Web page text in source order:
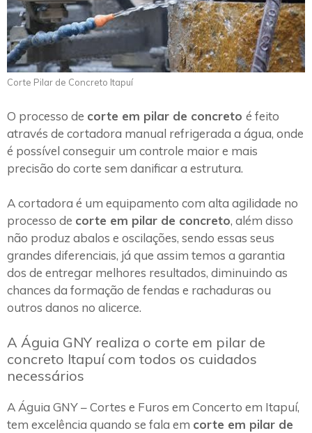
Corte Pilar de Concreto Itapuí
O processo de corte em pilar de concreto é feito
através de cortadora manual refrigerada a água, onde
é possível conseguir um controle maior e mais
precisão do corte sem danificar a estrutura.
A cortadora é um equipamento com alta agilidade no
processo de corte em pilar de concreto, além disso
não produz abalos e oscilações, sendo essas seus
grandes diferenciais, já que assim temos a garantia
dos de entregar melhores resultados, diminuindo as
chances da formação de fendas e rachaduras ou
outros danos no alicerce.
A Águia GNY realiza o corte em pilar de
concreto Itapuí com todos os cuidados
necessários
A Águia GNY – Cortes e Furos em Concerto em Itapuí,
tem excelência quando se fala em corte em pilar de